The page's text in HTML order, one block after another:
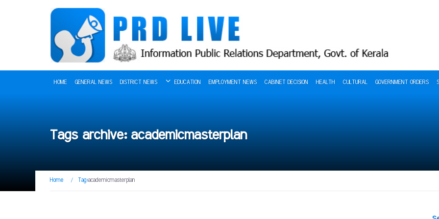
HOME GENERAL NEWS DISTRICT NEWS EDUCATION EMPLOYMENT NEWS CABINET DECISION HEALTH CULTURAL GOVERNMENT ORDERS
Tags archive: academicmasterplan
Home / Tag:academicmasterplan